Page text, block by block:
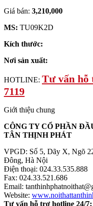
Giá bán: 3,210,000
MS: TU09K2D
Kích thước:
Nơi sản xuất:
HOTLINE: Tư vấn hỗ
7119
Giới thiệu chung
CÔNG TY CỔ PHẦN
TÂN THỊNH PHÁT
VPGD: Số 5, Dãy X, Ngõ
Đông, Hà Nội
Điện thoại: 024.33.535.888
Fax: 024.33.521.686
Email:
Website:
Tư vấn hỗ trợ hotline 24/7: